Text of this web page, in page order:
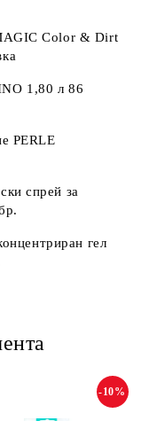
Color & Dirt
1,80 л 86
PERLE
спрей за
гел
-10%